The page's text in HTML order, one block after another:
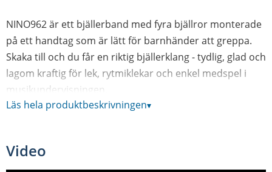
NINO962 är ett bjällerband med fyra bjällror monterade
på ett handtag som är lätt för barnhänder att greppa.
Skaka till och du får en riktig bjällerklang - tydlig, glad och
lagom kraftig för lek, rytmiklekar och enkel medspel i
musikundervisningen.
Handtaget är gjort i trä, bjällrorna i stål, så bandet känns
använt av barn, inte bara som leksak utan som ett riktigt
instrument - NINO® Percussion-serien är formgiven i
Läs hela produktbeskrivningen▾
Video